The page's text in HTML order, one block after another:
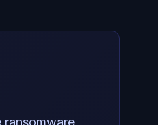
ransomware